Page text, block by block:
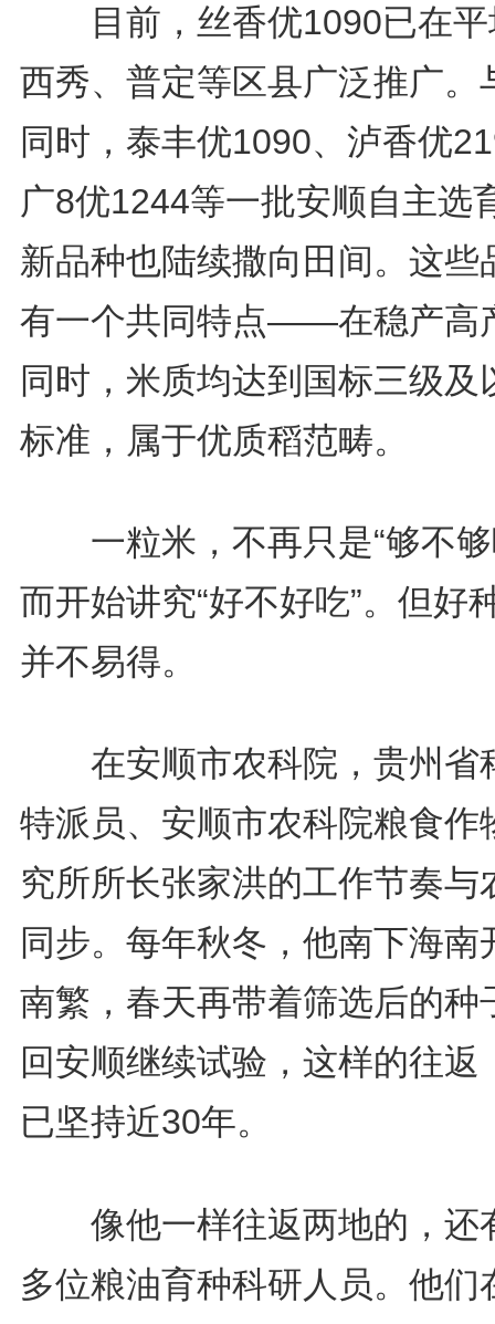
目前，丝香优1090已在平
西秀、普定等区县广泛推广。
同时，泰丰优1090、泸香优
广8优1244等一批安顺自主选
新品种也陆续撒向田间。这些
有一个共同特点——在稳产高
同时，米质均达到国标三级及
标准，属于优质稻范畴。
一粒米，不再只是“够不够
而开始讲究“好不好吃”。但好
并不易得。
在安顺市农科院，贵州省
特派员、安顺市农科院粮食作
究所所长张家洪的工作节奏与
同步。每年秋冬，他南下海南
南繁，春天再带着筛选后的种
回安顺继续试验，这样的往返
已坚持近30年。
像他一样往返两地的，还
多位粮油育种科研人员。他们